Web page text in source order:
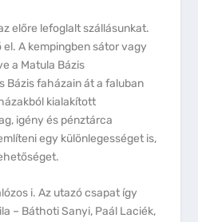
előre lefoglalt szállásunkat.
A kempingben sátor vagy
a Matula Bázis
Bázis faházain át a faluban
kialakított
igény és pénztárca
egy különlegességet is,
i. Az utazó csapat így
– Báthoti Sanyi, Paál Laciék,